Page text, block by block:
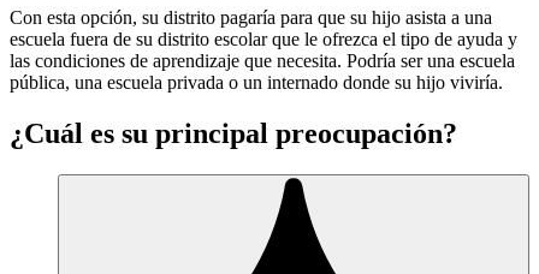
Con esta opción, su distrito pagaría para que su hijo asista a una
escuela fuera de su distrito escolar que le ofrezca el tipo de ayuda y
las condiciones de aprendizaje que necesita. Podría ser una escuela
pública, una escuela privada o un internado donde su hijo viviría.
¿Cuál es su principal preocupación?